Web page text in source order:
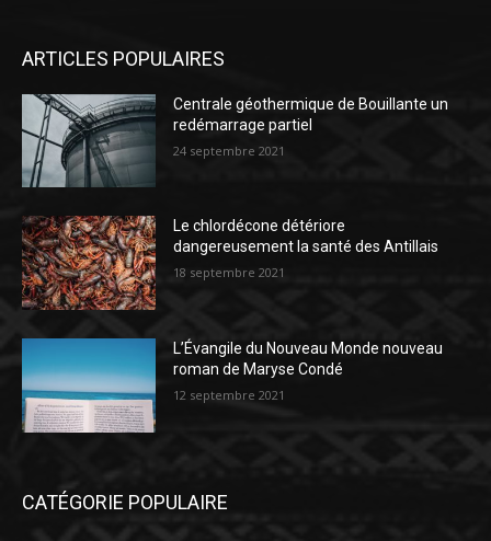
ARTICLES POPULAIRES
Centrale géothermique de Bouillante un
redémarrage partiel
24 septembre 2021
Le chlordécone détériore
dangereusement la santé des Antillais
18 septembre 2021
L’Évangile du Nouveau Monde nouveau
roman de Maryse Condé
12 septembre 2021
CATÉGORIE POPULAIRE